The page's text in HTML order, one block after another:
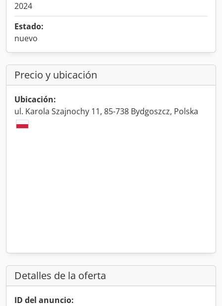
2024
Estado:
nuevo
Precio y ubicación
Ubicación:
ul. Karola Szajnochy 11, 85-738 Bydgoszcz, Polska
Detalles de la oferta
ID del anuncio: